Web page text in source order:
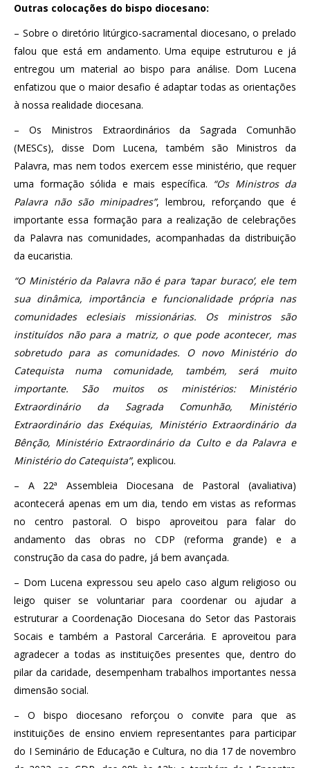
Outras colocações do bispo diocesano:
– Sobre o diretório litúrgico-sacramental diocesano, o prelado
falou que está em andamento. Uma equipe estruturou e já
entregou um material ao bispo para análise. Dom Lucena
enfatizou que o maior desafio é adaptar todas as orientações
à nossa realidade diocesana.
– Os Ministros Extraordinários da Sagrada Comunhão
(MESCs), disse Dom Lucena, também são Ministros da
Palavra, mas nem todos exercem esse ministério, que requer
uma formação sólida e mais específica. “Os Ministros da
Palavra não são minipadres”, lembrou, reforçando que é
importante essa formação para a realização de celebrações
da Palavra nas comunidades, acompanhadas da distribuição
da eucaristia.
“O Ministério da Palavra não é para ‘tapar buraco’, ele tem
sua dinâmica, importância e funcionalidade própria nas
comunidades eclesiais missionárias. Os ministros são
instituídos não para a matriz, o que pode acontecer, mas
sobretudo para as comunidades. O novo Ministério do
Catequista numa comunidade, também, será muito
importante. São muitos os ministérios: Ministério
Extraordinário da Sagrada Comunhão, Ministério
Extraordinário das Exéquias, Ministério Extraordinário da
Bênção, Ministério Extraordinário da Culto e da Palavra e
Ministério do Catequista”, explicou.
– A 22ª Assembleia Diocesana de Pastoral (avaliativa)
acontecerá apenas em um dia, tendo em vistas as reformas
no centro pastoral. O bispo aproveitou para falar do
andamento das obras no CDP (reforma grande) e a
construção da casa do padre, já bem avançada.
– Dom Lucena expressou seu apelo caso algum religioso ou
leigo quiser se voluntariar para coordenar ou ajudar a
estruturar a Coordenação Diocesana do Setor das Pastorais
Socais e também a Pastoral Carcerária. E aproveitou para
agradecer a todas as instituições presentes que, dentro do
pilar da caridade, desempenham trabalhos importantes nessa
dimensão social.
– O bispo diocesano reforçou o convite para que as
instituições de ensino enviem representantes para participar
do I Seminário de Educação e Cultura, no dia 17 de novembro